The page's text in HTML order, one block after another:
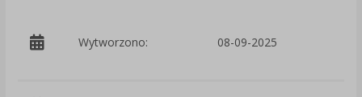
Wytworzono: 08-09-2025